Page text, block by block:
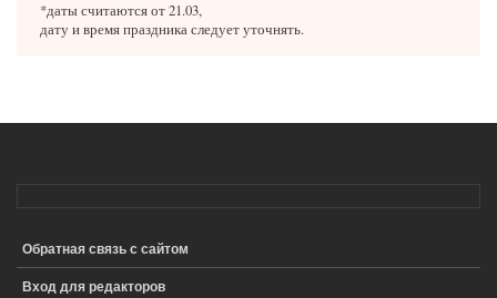
*даты считаются от 21.03,
дату и время праздника следует уточнять.
ПОДВАЛ
Обратная связь с сайтом
Вход для редакторов